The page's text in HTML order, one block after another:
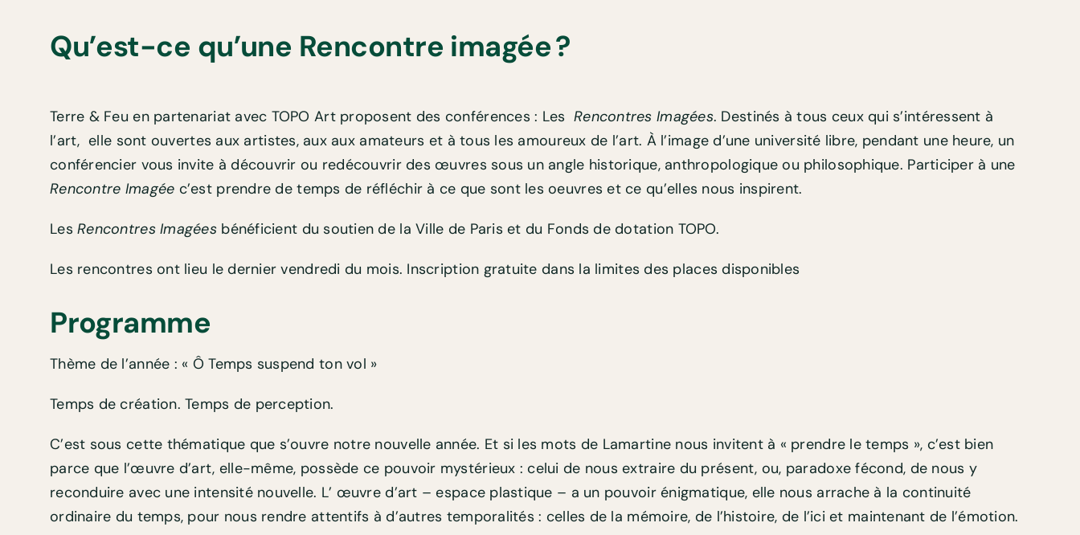
Qu’est-ce qu’une Rencontre imagée ?
Terre & Feu en partenariat avec TOPO Art proposent des conférences : Les Rencontres Imagées. Destinés à tous ceux qui s’intéressent à
l’art, elle sont ouvertes aux artistes, aux aux amateurs et à tous les amoureux de l’art. À l’image d’une université libre, pendant une heure, un
conférencier vous invite à découvrir ou redécouvrir des œuvres sous un angle historique, anthropologique ou philosophique. Participer à une
Rencontre Imagée c’est prendre de temps de réfléchir à ce que sont les oeuvres et ce qu’elles nous inspirent.
LesRencontres Imagées bénéficient du soutien de la Ville de Paris et du Fonds de dotation TOPO.
Les rencontres ont lieu le dernier vendredi du mois. Inscription gratuite dans la limites des places disponibles
Programme
Thème de l’année : « Ô Temps suspend ton vol »
Temps de création. Temps de perception.
C’est sous cette thématique que s’ouvre notre nouvelle année. Et si les mots de Lamartine nous invitent à « prendre le temps », c’est bien
parce que l’œuvre d’art, elle-même, possède ce pouvoir mystérieux : celui de nous extraire du présent, ou, paradoxe fécond, de nous y
reconduire avec une intensité nouvelle. L’ œuvre d’art – espace plastique – a un pouvoir énigmatique, elle nous arrache à la continuité
ordinaire du temps, pour nous rendre attentifs à d’autres temporalités : celles de la mémoire, de l’histoire, de l’ici et maintenant de l’émotion.